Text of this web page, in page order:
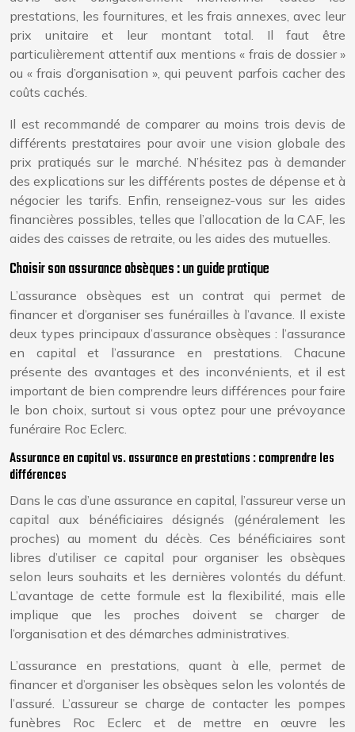
prestations, les fournitures, et les frais annexes, avec leur
prix unitaire et leur montant total. Il faut être
particulièrement attentif aux mentions « frais de dossier »
ou « frais d’organisation », qui peuvent parfois cacher des
coûts cachés.
Il est recommandé de comparer au moins trois devis de
différents prestataires pour avoir une vision globale des
prix pratiqués sur le marché. N’hésitez pas à demander
des explications sur les différents postes de dépense et à
négocier les tarifs. Enfin, renseignez-vous sur les aides
financières possibles, telles que l’allocation de la CAF, les
aides des caisses de retraite, ou les aides des mutuelles.
Choisir son assurance obsèques : un guide pratique
L’assurance obsèques est un contrat qui permet de
financer et d’organiser ses funérailles à l’avance. Il existe
deux types principaux d’assurance obsèques : l’assurance
en capital et l’assurance en prestations. Chacune
présente des avantages et des inconvénients, et il est
important de bien comprendre leurs différences pour faire
le bon choix, surtout si vous optez pour une prévoyance
funéraire Roc Eclerc.
Assurance en capital vs. assurance en prestations : comprendre les
différences
Dans le cas d’une assurance en capital, l’assureur verse un
capital aux bénéficiaires désignés (généralement les
proches) au moment du décès. Ces bénéficiaires sont
libres d’utiliser ce capital pour organiser les obsèques
selon leurs souhaits et les dernières volontés du défunt.
L’avantage de cette formule est la flexibilité, mais elle
implique que les proches doivent se charger de
l’organisation et des démarches administratives.
L’assurance en prestations, quant à elle, permet de
financer et d’organiser les obsèques selon les volontés de
l’assuré. L’assureur se charge de contacter les pompes
funèbres Roc Eclerc et de mettre en œuvre les